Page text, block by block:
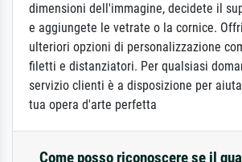
dimensioni dell'immagine, decidete il
e aggiungete le vetrate o la cornice.
ulteriori opzioni di personalizzazione
filetti e distanziatori. Per qualsiasi
servizio clienti è a disposizione per
tua opera d'arte perfetta
Come posso riconoscere se il